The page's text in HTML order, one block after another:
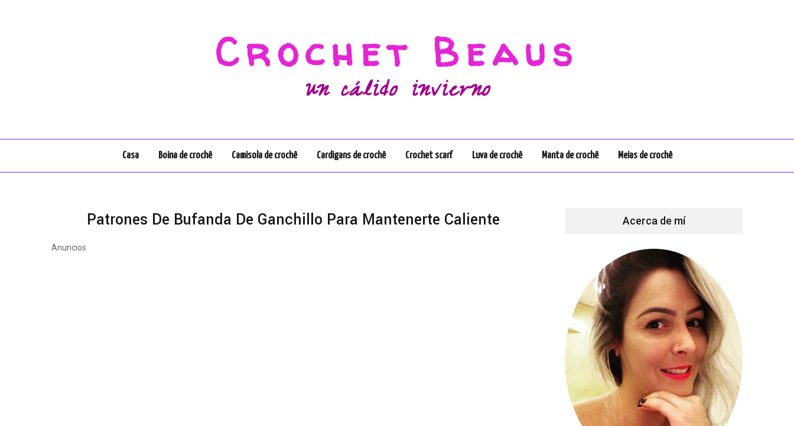
Crochet Beaus
un cálido invierno
Casa Boina de crochê Camisola de crochê Cardigans de crochê Crochet scarf Luva de crochê Manta de crochê Meias de crochê
Patrones De Bufanda De Ganchillo Para Mantenerte Caliente
Anuncios
Acerca de mí